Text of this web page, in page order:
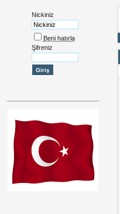
Nickiniz
Beni hatırla
Şifreniz